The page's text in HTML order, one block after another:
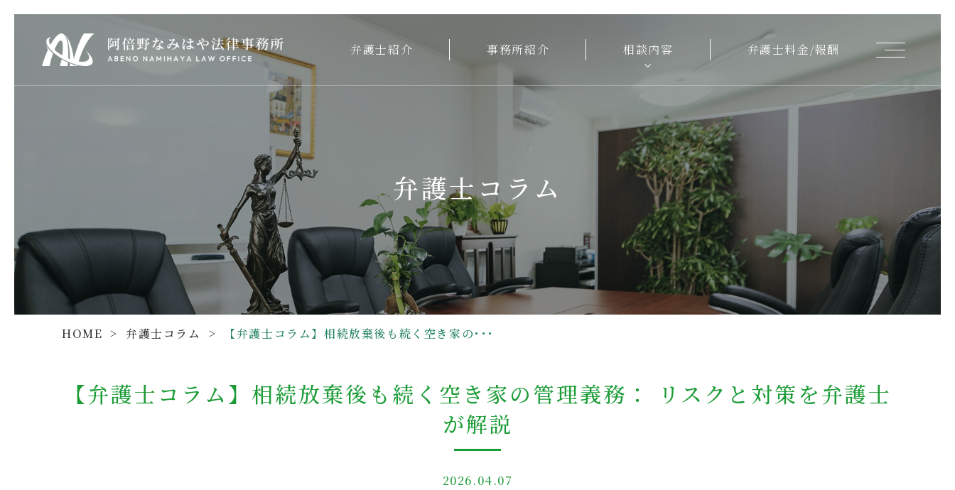
【弁
士
コ
後
も
続
く
空
き
家
義
務：
弁護士紹介 事務所紹介 相談内容 弁護士料金/報酬
弁護士コラム
HOME > 弁護士コラム > 【弁護士コラム】相続放棄後も続く空き家の･･･
【弁護士コラム】相続放棄後も続く空き家の管理義務： リスクと対策を弁護士
が解説
2026.04.07